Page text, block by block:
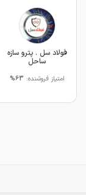
فولاد سل . پترو سازه
ساحل
امتیاز فروشنده: 63%